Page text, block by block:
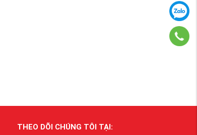
THEO DÕI CHÚNG TÔI TẠI: